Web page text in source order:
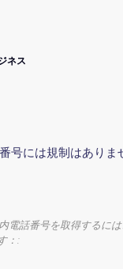
ネス
号には規制はありま
電話番号を取得するに
：: